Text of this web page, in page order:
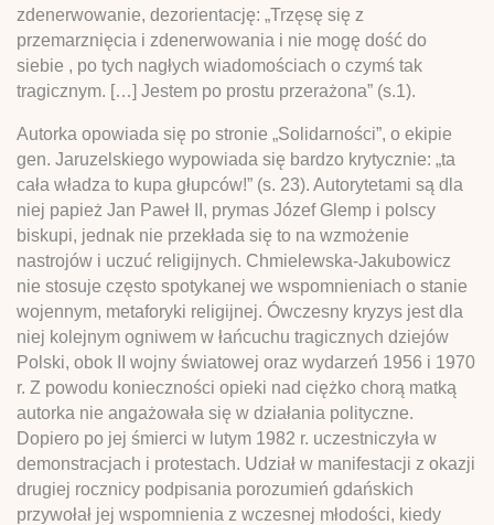
zdenerwowanie, dezorientację: „Trzęsę się z
przemarznięcia i zdenerwowania i nie mogę dość do
siebie , po tych nagłych wiadomościach o czymś tak
tragicznym. […] Jestem po prostu przerażona” (s.1).
Autorka opowiada się po stronie „Solidarności”, o ekipie
gen. Jaruzelskiego wypowiada się bardzo krytycznie: „ta
cała władza to kupa głupców!” (s. 23). Autorytetami są dla
niej papież Jan Paweł II, prymas Józef Glemp i polscy
biskupi, jednak nie przekłada się to na wzmożenie
nastrojów i uczuć religijnych. Chmielewska-Jakubowicz
nie stosuje często spotykanej we wspomnieniach o stanie
wojennym, metaforyki religijnej. Ówczesny kryzys jest dla
niej kolejnym ogniwem w łańcuchu tragicznych dziejów
Polski, obok II wojny światowej oraz wydarzeń 1956 i 1970
r. Z powodu konieczności opieki nad ciężko chorą matką
autorka nie angażowała się w działania polityczne.
Dopiero po jej śmierci w lutym 1982 r. uczestniczyła w
demonstracjach i protestach. Udział w manifestacji z okazji
drugiej rocznicy podpisania porozumień gdańskich
przywołał jej wspomnienia z wczesnej młodości, kiedy